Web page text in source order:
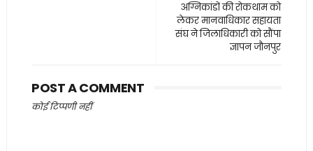
अग्निकांडों की रोकथाम को
लेकर मानवाधिकार सहायता
संघ ने जिलाधिकारी को सौंपा
ज्ञापन जौनपुर
POST A COMMENT
कोई टिप्पणी नहीं